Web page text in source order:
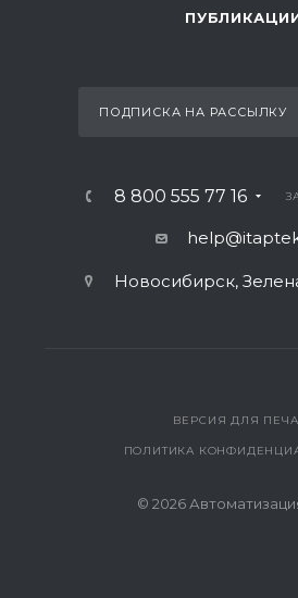
ПОДПИСКА НА РАССЫЛКУ
8 800 555 77 16
Новосибирск,
ВЕРСИЯ ДЛЯ
ПОЛИТИКА
© 2026